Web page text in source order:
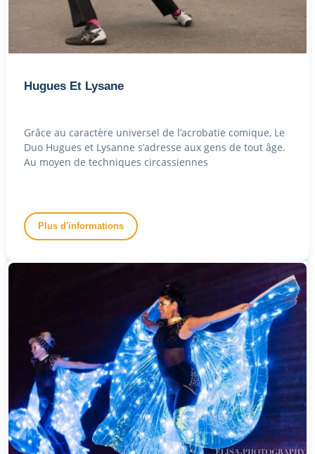
Hugues Et Lysane
Grâce au caractère universel de l’acrobatie comique, Le
Duo Hugues et Lysanne s’adresse aux gens de tout âge.
Au moyen de techniques circassiennes
Plus d'informations